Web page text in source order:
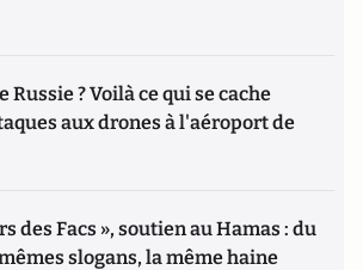
Russie ? Voilà ce qui se cache
aux drones à l'aéroport de
des Facs », soutien au Hamas : du
slogans, la même haine